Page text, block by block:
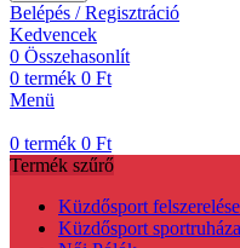
Belépés / Regisztráció
Kedvencek
0 Összehasonlít
0 termék 0 Ft
Menü
0 termék 0 Ft
Termék szűrő
Küzdősport
Küzdősport